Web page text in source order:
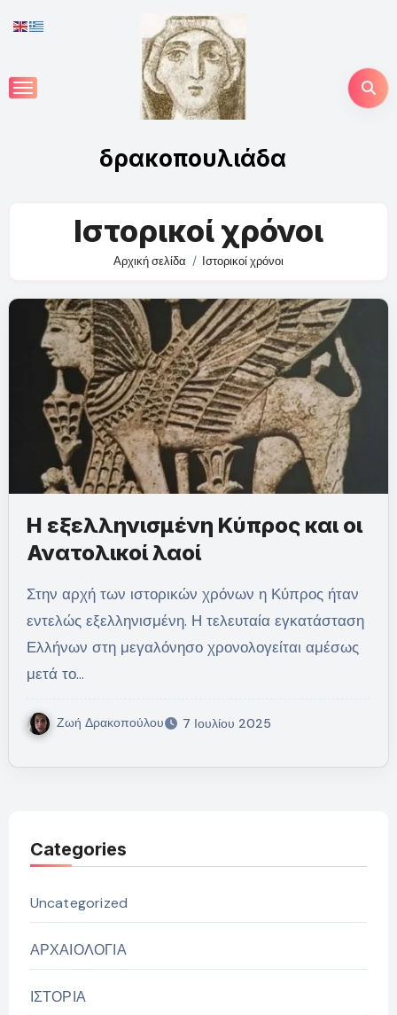
to
δρακοπουλιάδα
Ιστορικοί χρόνοι
Αρχική σελίδα Ιστορικοί χρόνοι
Η εξελληνισμένη Κύπρος και οι
Ανατολικοί λαοί
Στην αρχή των ιστορικών χρόνων η Κύπρος ήταν
εντελώς εξελληνισμένη. Η τελευταία εγκατάσταση
Ελλήνων στη μεγαλόνησο χρονολογείται αμέσως
μετά το…
Ζωή Δρακοπούλου 7 Ιουλίου 2025
Categories
Uncategorized
ΑΡΧΑΙΟΛΟΓΙΑ
ΙΣΤΟΡΙΑ